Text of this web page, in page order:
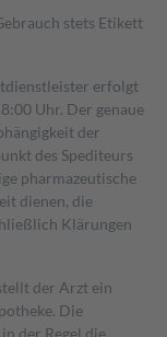
stets Etikett
erfolgt
Uhr. Der genaue
der
des Spediteurs
pharmazeutische
dienen, die
Klärungen
der Arzt ein
Die
der Regel die